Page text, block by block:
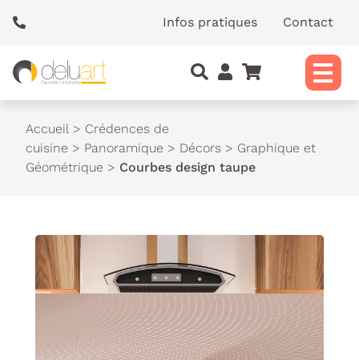
Infos pratiques Contact
Accueil > Crédences de
cuisine > Panoramique > Décors > Graphique et
Géométrique > Courbes design taupe